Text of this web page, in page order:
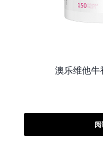
澳乐维他牛